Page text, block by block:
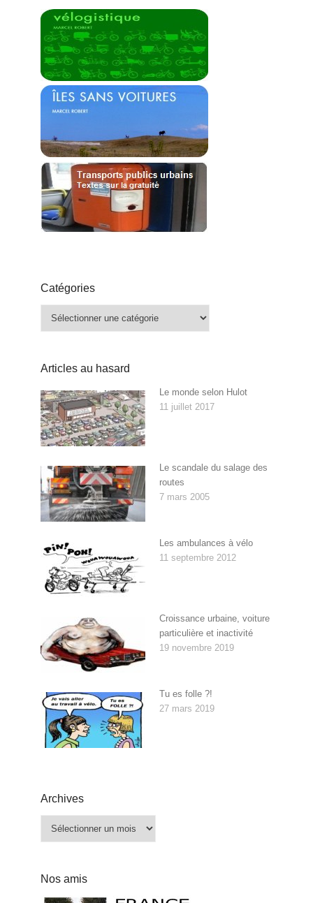
Catégories
Catégories
Articles au hasard
Le monde selon Hulot
11 juillet 2017
Le scandale du salage des
routes
7 mars 2005
Les ambulances à vélo
11 septembre 2012
Croissance urbaine, voiture
particulière et inactivité
19 novembre 2019
Tu es folle ?!
27 mars 2019
Archives
Archives
Nos amis